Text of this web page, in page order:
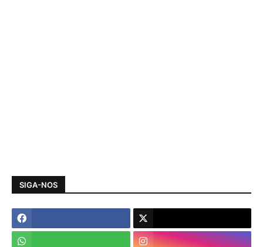
SIGA-NOS